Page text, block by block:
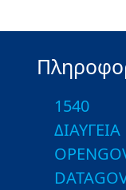
1540
ΔΙΑΥΓΕΙΑ